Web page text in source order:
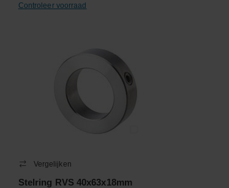
Controleer voorraad
Vergelijken
Stelring RVS 40x63x18mm